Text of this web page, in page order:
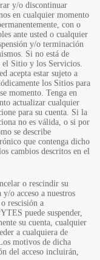
y/o discontinuar
en cualquier momento
con o
ante usted o cualquier
y/o terminación
Si no está de
el Sitio y los Servicios.
acepta estar sujeto a
los Sitios para
momento. Tenga en
actualizar cualquier
para su cuenta. Si la
no es válida, o si por
se describe
que contenga dicho
cambios descritos en el
o rescindir su
o acceso a nuestros
rescisión a
puede suspender,
su cuenta, cualquier
a cualquiera de
motivos de dicha
del acceso incluirán,